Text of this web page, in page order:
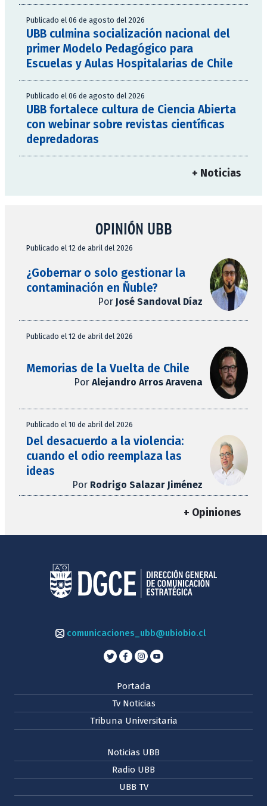
Publicado el 06 de agosto del 2026
UBB culmina socialización nacional del
primer Modelo Pedagógico para
Escuelas y Aulas Hospitalarias de Chile
Publicado el 06 de agosto del 2026
UBB fortalece cultura de Ciencia Abierta
con webinar sobre revistas científicas
depredadoras
+ Noticias
OPINIÓN UBB
Publicado el 12 de abril del 2026
¿Gobernar o solo gestionar la
contaminación en Ñuble?
Por José Sandoval Díaz
Publicado el 12 de abril del 2026
Memorias de la Vuelta de Chile
Por Alejandro Arros Aravena
Publicado el 10 de abril del 2026
Del desacuerdo a la violencia:
cuando el odio reemplaza las
ideas
Por Rodrigo Salazar Jiménez
+ Opiniones
comunicaciones_ubb@ubiobio.cl
Portada
Tv Noticias
Tribuna Universitaria
Noticias UBB
Radio UBB
UBB TV